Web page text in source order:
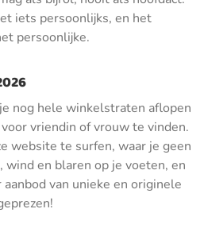
iets persoonlijks, en het
persoonlijke.
nog hele winkelstraten aflopen
vriendin of vrouw te vinden.
website te surfen, waar je geen
en blaren op je voeten, en
van unieke en originele